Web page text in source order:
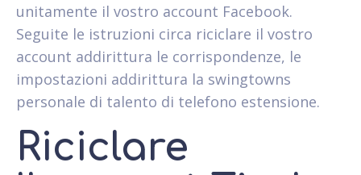
unitamente il vostro account Facebook.
Seguite le istruzioni circa riciclare il vostro
account addirittura le corrispondenze, le
impostazioni addirittura la swingtowns
personale di talento di telefono estensione.
Riciclare